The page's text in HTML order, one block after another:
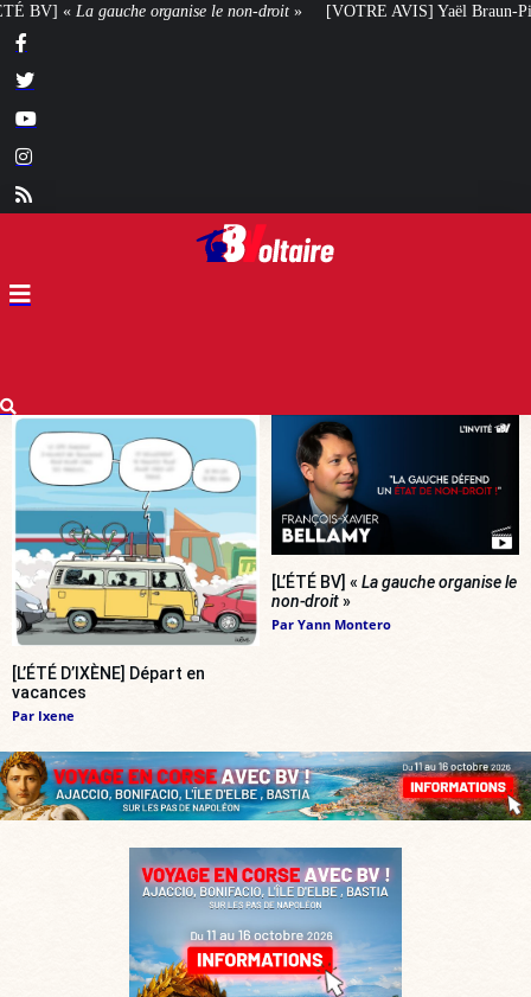
droit» [VOTRE AVIS] Yaël Braun-Pivet doit-elle renoncer à son projet
[L’ÉTÉ D’IXÈNE] Départ en
vacances
Par Ixene
[L’ÉTÉ BV] « La gauche organise le
non-droit»
Par Yann Montero